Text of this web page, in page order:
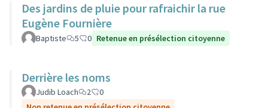
Des jardins de pluie pour rafraichir la rue
Eugène Fournière
Baptiste 5 0 Retenue en présélection citoyenne
Derrière les noms
Judib Loach 2
0